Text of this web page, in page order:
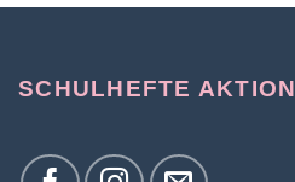
SCHULHEFTE AKTION